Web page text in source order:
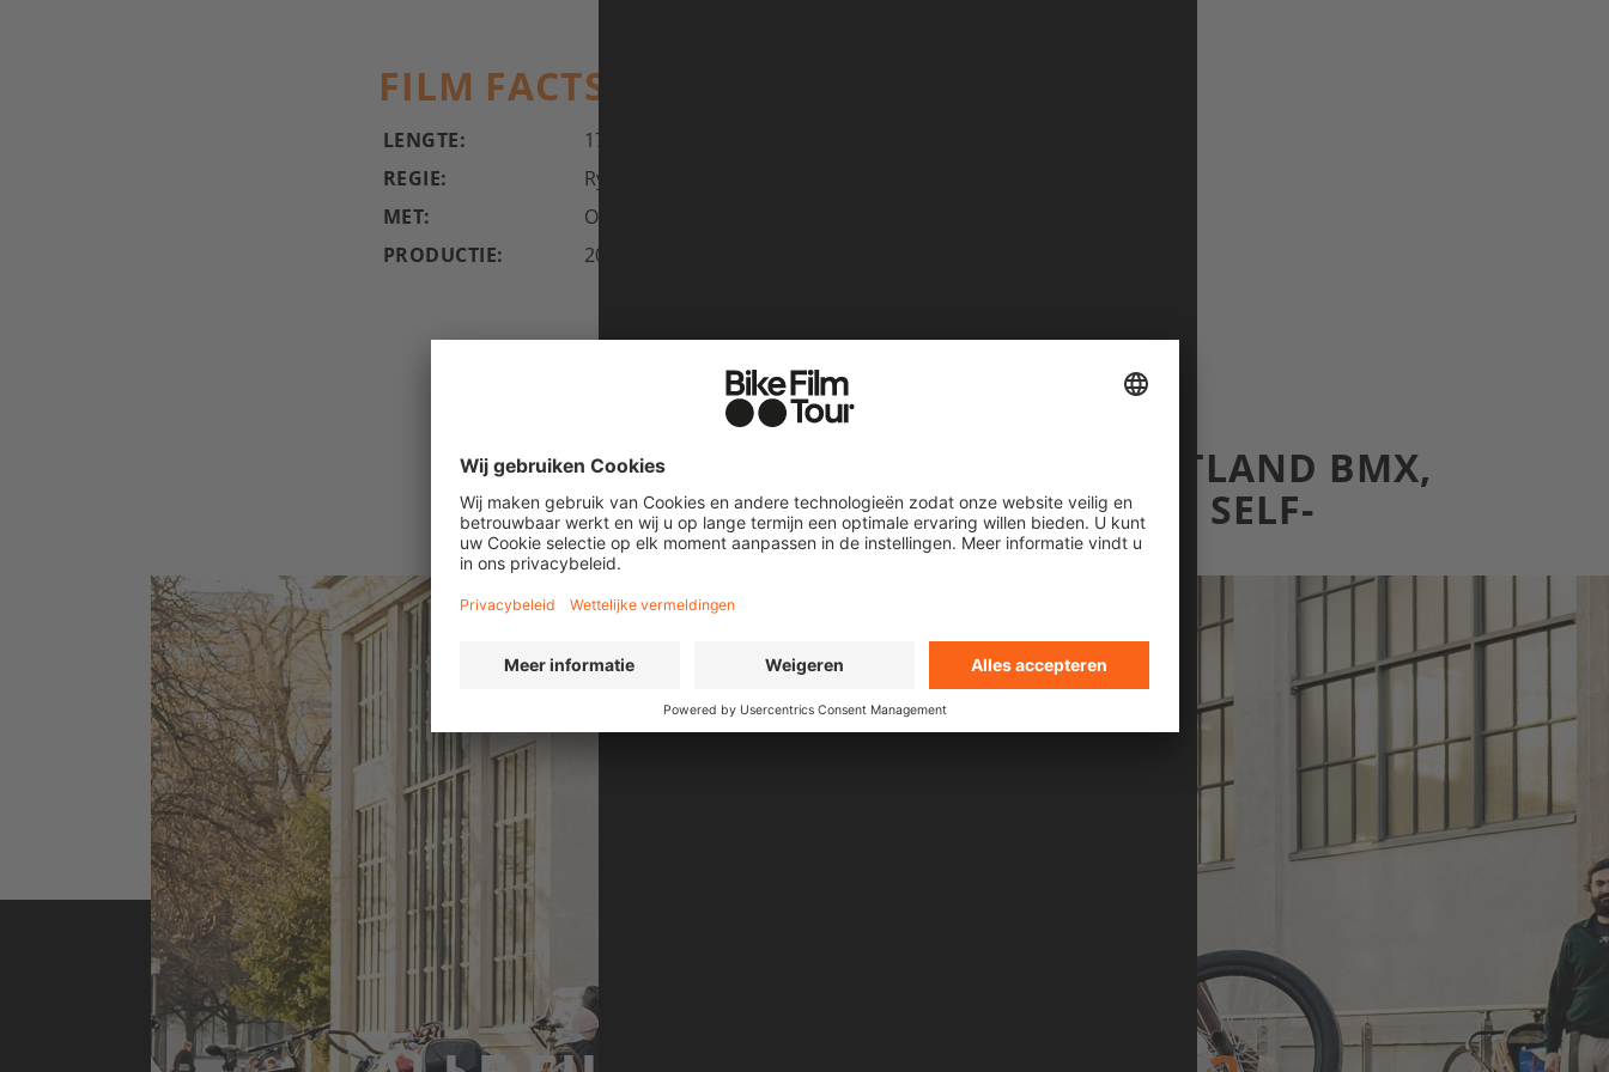
FILM FACTS
LENGTE:
17 min (BIKE edit)
REGIE:
Ryan Ross
MET:
Omari Cato
PRODUCTIE:
2024, USA, Buck Ross
Flatland Live: Omari Cato shows off his skills in front of a live audience and
brings BMX culture to the streets.
OMARI CATO: FLATLAND BMX,
COMMUNITY, AND SELF-
EXPRESSION
As part of the global urban cycling and flatland BMX scene, Omari
Cato uniquely combines movement, style, and community.
MORE ABOUT OMARI